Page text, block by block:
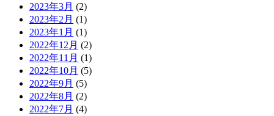
2023年3月 (2)
2023年2月 (1)
2023年1月 (1)
2022年12月 (2)
2022年11月 (1)
2022年10月 (5)
2022年9月 (5)
2022年8月 (2)
2022年7月 (4)